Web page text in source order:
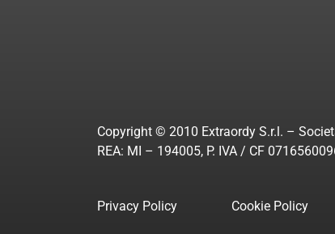
Copyright © 2010 Extraordy S.r.l. –
REA: MI – 194005, P. IVA / CF
Privacy Policy Cookie Policy